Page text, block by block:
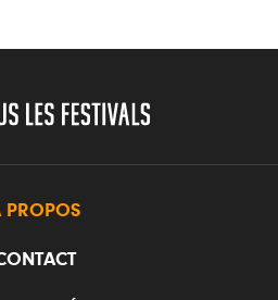
PROPOS